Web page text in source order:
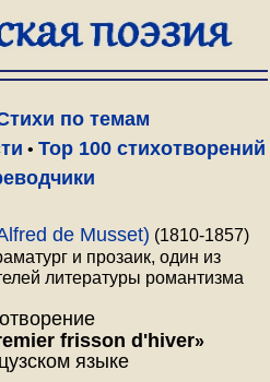
по темам
• Top 100 стихотворений
de Musset) (1810-1857)
и прозаик, один из
литературы романтизма
frisson d'hiver»
языке